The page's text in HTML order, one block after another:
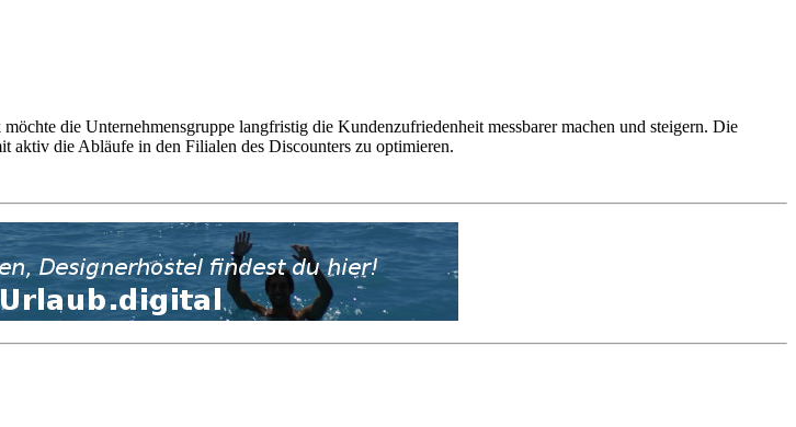
die Unternehmensgruppe langfristig die Kundenzufriedenheit messbarer machen und steigern. Die
aktiv die Abläufe in den Filialen des Discounters zu optimieren.